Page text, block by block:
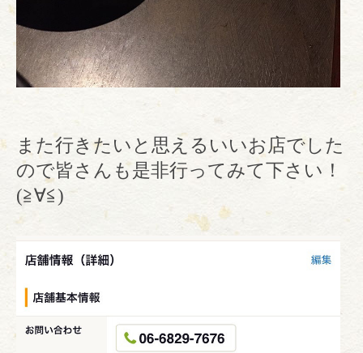
また行きたいと思えるいいお店でした
ので皆さんも是非行ってみて下さい！
(≧∀≦)